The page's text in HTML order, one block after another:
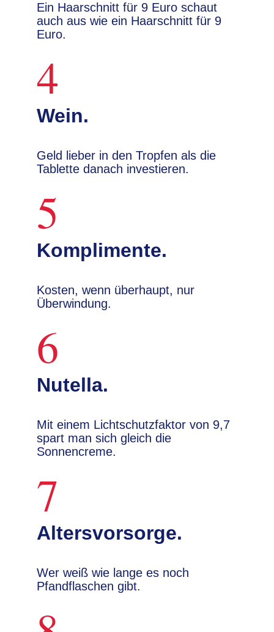
Ein Haarschnitt für 9 Euro schaut
auch aus wie ein Haarschnitt für 9
Euro.
4
Wein.
Geld lieber in den Tropfen als die
Tablette danach investieren.
5
Komplimente.
Kosten, wenn überhaupt, nur
Überwindung.
6
Nutella.
Mit einem Lichtschutzfaktor von 9,7
spart man sich gleich die
Sonnencreme.
7
Altersvorsorge.
Wer weiß wie lange es noch
Pfandflaschen gibt.